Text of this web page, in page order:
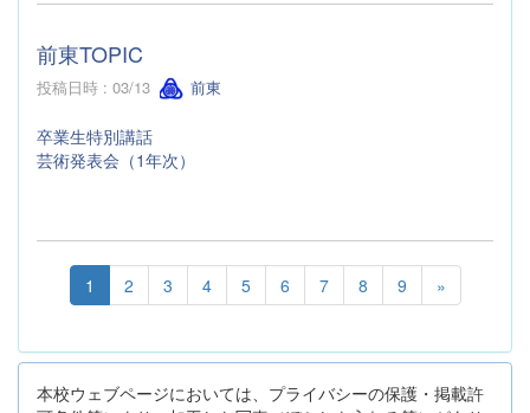
前東TOPIC
投稿日時 : 03/13 前東
卒業生特別講話
芸術発表会（1年次）
1 2 3 4 5 6 7 8 9 »
本校ウェブページにおいては、プライバシーの保護・掲載許